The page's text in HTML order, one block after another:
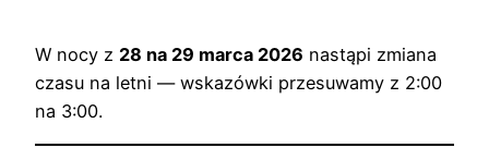
W nocy z 28 na 29 marca 2026 nastąpi zmiana
czasu na letni — wskazówki przesuwamy z 2:00
na 3:00.